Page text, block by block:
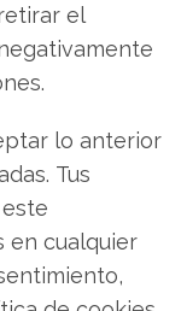
el
lo anterior
Tus
en cualquier